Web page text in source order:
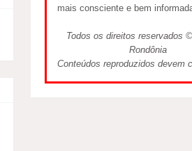
mais consciente e bem
Todos os direitos reservados ©
Rondônia
Conteúdos reproduzidos devem